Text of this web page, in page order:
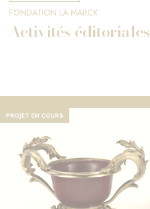
FONDATION LA MARCK
Activités éditoriales
PROJET EN COURS